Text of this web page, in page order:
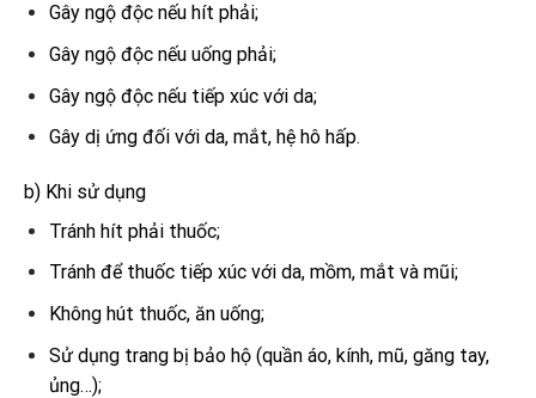
Gây ngộ độc nếu hít phải;
Gây ngộ độc nếu uống phải;
Gây ngộ độc nếu tiếp xúc với da;
Gây dị ứng đối với da, mắt, hệ hô hấp.
b) Khi sử dụng
Tránh hít phải thuốc;
Tránh để thuốc tiếp xúc với da, mồm, mắt và mũi;
Không hút thuốc, ăn uống;
Sử dụng trang bị bảo hộ (quần áo, kính, mũ, găng tay,
ủng…);